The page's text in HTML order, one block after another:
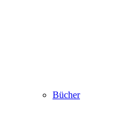
Bücher